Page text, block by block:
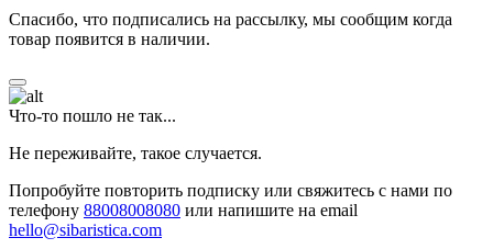
Спасибо, что подписались на рассылку, мы сообщим когда
товар появится в наличии.
Что-то пошло не так...
Не переживайте, такое случается.
Попробуйте повторить подписку или свяжитесь с нами по
телефону 88008008080 или напишите на email
hello@sibaristica.com